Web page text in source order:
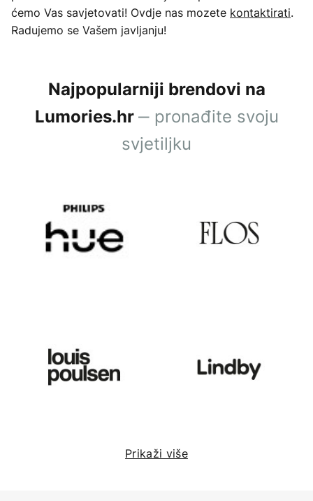
ćemo Vas savjetovati! Ovdje nas mozete kontaktirati.
Radujemo se Vašem javljanju!
Najpopularniji brendovi na
Lumories.hr ‒ pronađite svoju
svjetiljku
Prikaži više